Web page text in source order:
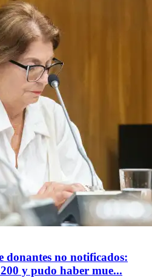
donantes no notificados:
y pudo haber mue...